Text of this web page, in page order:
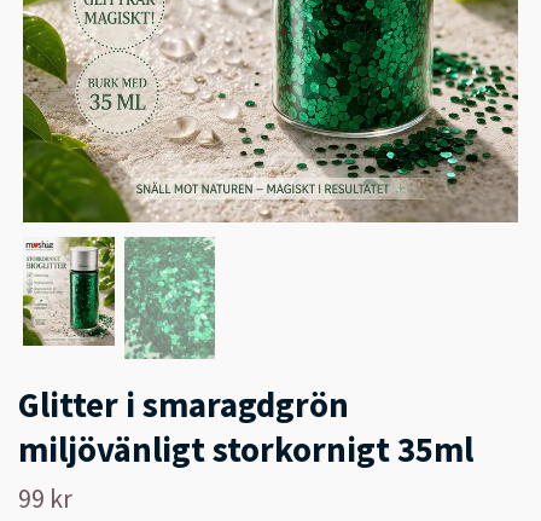
Glitter i smaragdgrön
miljövänligt storkornigt 35ml
99 kr